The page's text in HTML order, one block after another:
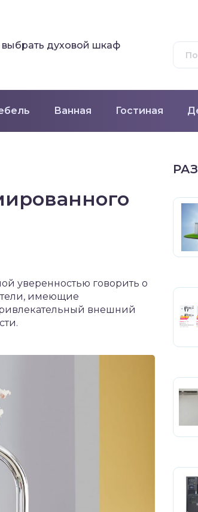
выбрать духовой шкаф
Ванная Гостиная
уверенностью говорить о
имеющие
внешний